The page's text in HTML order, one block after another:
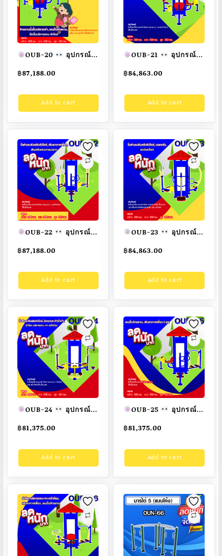
OUB-20
อุปกรณ์
เข่า, เอนปั่นจักรยาน,
อุปกรณ์ออก
ผู้ใหญ่ ขนาด
300x300x320cm.
Fofansendai
ทำสี
สวย
สั่งทำ 7-15 วัน
฿87,188.00
Add to cart
OUB-21
อุปกรณ์
ราบ, เอนปั่นจักรยาน,
ขา-หน้าท้อง
อุปกรณ์
ผู้ใหญ่ ขนาด
300x300x320cm.
Fofansendai
ทำสี
สวย
สั่งทำ 7-15 วัน
฿84,863.00
Add to cart
OUB-22
อุปกรณ์
ไหล่,เดินอากาศ
แนวราบ
อุปกรณ์ออก
ผู้ใหญ่ ขนาด
300x300x320cm.
Fofansendai
ทำสี
สวย
สั่งทำ 7-15 วัน
฿87,188.00
Add to cart
OUB-23
อุปกรณ์
ไหล่,นวดหลัง,แกว่ง
กำลังกายกลางแจ้ง
300x300x320cm.
Fofansendai
ทำสี
สวย
สั่งทำ 7-15 วัน
฿84,863.00
Add to cart
OUB-24
อุปกรณ์
ไหล่,บิดเอวและย่ำ
แขน-ขา-หน้าท้อง
กลางแจ้งผู้ใหญ่ ขนาด
300x300x320cm.
Fofansendai
ทำสี
สวย
สั่งทำ…
฿81,375.00
Add to cart
OUB-25
อุปกรณ์
อากาศเดี่ยว 2 ชุด
กลางแจ้งผู้ใหญ่ ขนาด
Fofansendai
ทำสี
สวย
สั่งทำ 7-15 วัน
฿81,375.00
Add to cart